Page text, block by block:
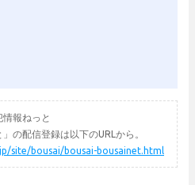
報ねっと
の配信登録は以下のURLから。
site/bousai/bousai-bousainet.html